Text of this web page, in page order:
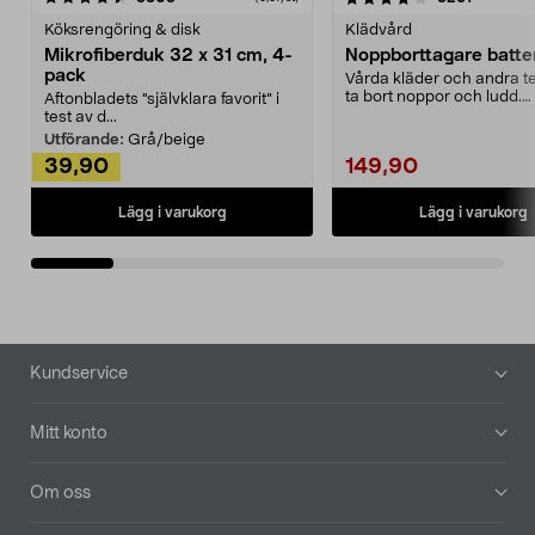
Köksrengöring & disk
Mikrofiberduk 32 x 31 cm, 4-
pack
Aftonbladets "självklara favorit” i
test av d...
Utförande: Grå/beige
39,90
Lägg i varukorg
Klädvård
Noppborttagare
Vårda kläder och andra
ta bort noppor och ludd.
149,90
Lägg i varukorg
Sidfot
Kundservice
Mitt konto
Om oss